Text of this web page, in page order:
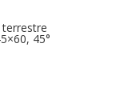
45°